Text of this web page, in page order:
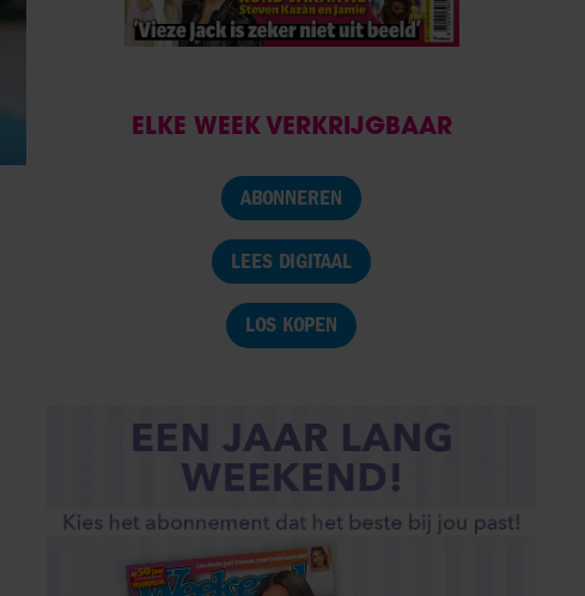
ELKE WEEK VERKRIJGBAAR
ABONNEREN
LEES DIGITAAL
LOS KOPEN